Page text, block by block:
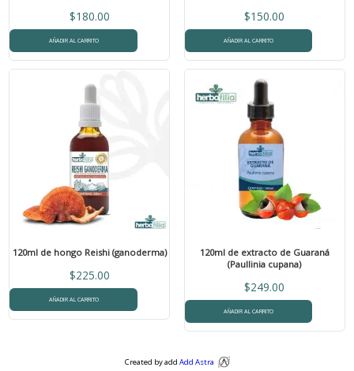
$180.00
AÑADIR AL CARRITO
$150.00
AÑADIR AL CARRITO
120ml de hongo Reishi (ganoderma)
$225.00
AÑADIR AL CARRITO
120ml de extracto de Guaraná
(Paullinia cupana)
$249.00
AÑADIR AL CARRITO
Created by add Add Astra